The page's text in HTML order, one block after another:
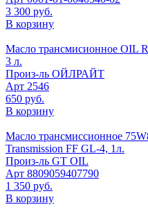
3 300 руб.
В корзину
Масло трансмисионное
3 л.
Произ-ль ОЙЛРАЙТ
Арт 2546
650 руб.
В корзину
Масло трансмиссионное
Transmission FF GL-4, 1л.
Произ-ль GT OIL
Арт 8809059407790
1 350 руб.
В корзину